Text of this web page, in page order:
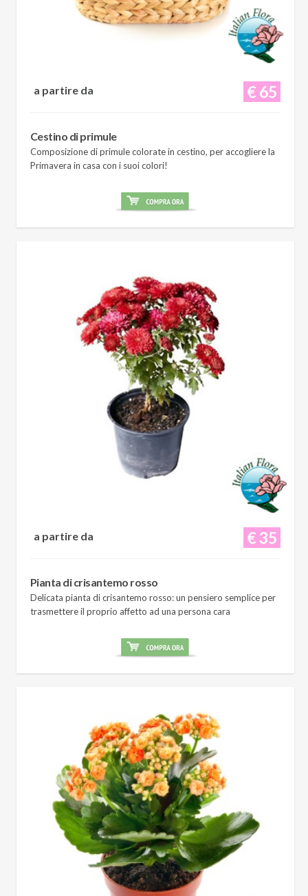
€ 65
a partire da
Cestino di primule
Composizione di primule colorate in cestino, per accogliere la
Primavera in casa con i suoi colori!
€ 35
a partire da
Pianta di crisantemo rosso
Delicata pianta di crisantemo rosso: un pensiero semplice per
trasmettere il proprio affetto ad una persona cara